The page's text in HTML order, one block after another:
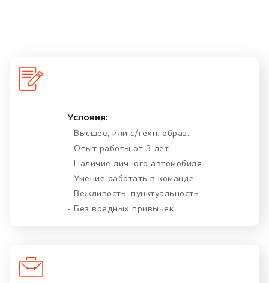
Условия:
- Высшее, или с/техн. образ.
- Опыт работы от 3 лет
- Наличие личного автомобиля
- Умение работать в команде
- Вежливость, пунктуальность
- Без вредных привычек